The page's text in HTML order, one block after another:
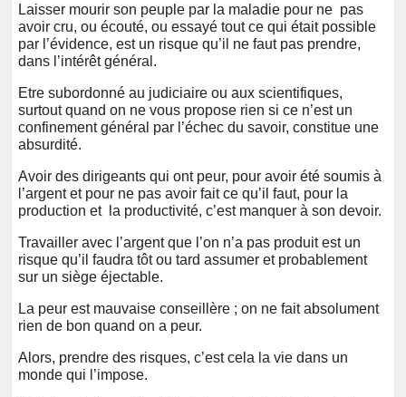
Laisser mourir son peuple par la maladie pour ne pas
avoir cru, ou écouté, ou essayé tout ce qui était possible
par l’évidence, est un risque qu’il ne faut pas prendre,
dans l’intérêt général.
Etre subordonné au judiciaire ou aux scientifiques,
surtout quand on ne vous propose rien si ce n’est un
confinement général par l’échec du savoir, constitue une
absurdité.
Avoir des dirigeants qui ont peur, pour avoir été soumis à
l’argent et pour ne pas avoir fait ce qu’il faut, pour la
production et la productivité, c’est manquer à son devoir.
Travailler avec l’argent que l’on n’a pas produit est un
risque qu’il faudra tôt ou tard assumer et probablement
sur un siège éjectable.
La peur est mauvaise conseillère ; on ne fait absolument
rien de bon quand on a peur.
Alors, prendre des risques, c’est cela la vie dans un
monde qui l’impose.